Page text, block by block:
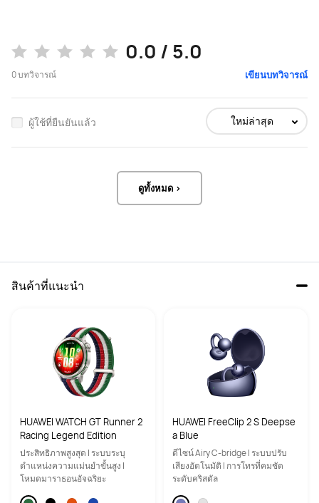
0.0 / 5.0
0บทวิจารณ์ เขียนบทวิจารณ์
ผู้ใช้ที่ยืนยันแล้ว ใหม่ล่าสุด
ดูทั้งหมด >
สินค้าที่แนะนำ
HUAWEI WATCH GT Runner 2
Racing Legend Edition
ประสิทธิภาพสูงสุด | ระบบระบุ
ตำแหน่งความแม่นยำขั้นสูง |
โหมดมาราธอนอัจฉริยะ
HUAWEI FreeClip 2 S Deepse
a Blue
ดีไซน์ Airy C-bridge | ระบบปรับ
เสียงอัตโนมัติ | การโทรที่คมชัด
ระดับคริสตัล